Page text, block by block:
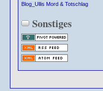
Blog_Ullis Mord & Totschlag
Sonstiges